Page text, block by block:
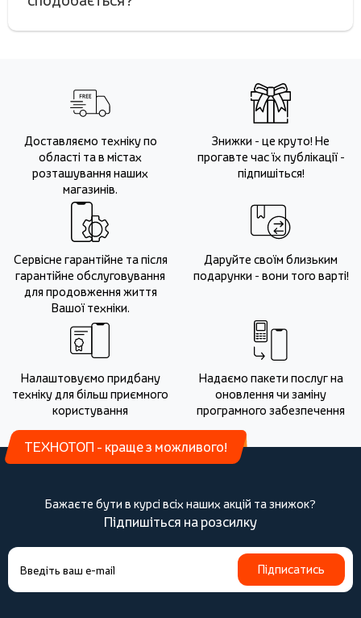
Доставляємо техніку по
області та в містах
розташування наших
магазинів.
Знижки - це круто! Не
прогавте час їх публікації -
підпишіться!
Сервісне гарантійне та після
гарантійне обслуговування
для продовження життя
Вашої техніки.
Даруйте своїм близьким
подарунки - вони того варті!
Налаштовуємо придбану
техніку для більш приємного
користування
Надаємо пакети послуг на
оновлення чи заміну
програмного забезпечення
ТЕХНОТОП - краще з можливого!
Бажаєте бути в курсі всіх наших акцій та знижок?
Підпишіться на розсилку
Підписатись